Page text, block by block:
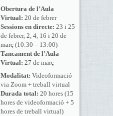
Obertura de l’Aula
Virtual: 20 de febrer
Sessions en directe: 23 i 25
de febrer, 2, 4, 16 i 20 de
març (10:30 – 13:00)
Tancament de l’Aula
Virtual: 27 de març
Modalitat: Videoformació
via Zoom + treball virtual
Durada total: 20 hores (15
hores de videoformació + 5
hores de treball virtual)